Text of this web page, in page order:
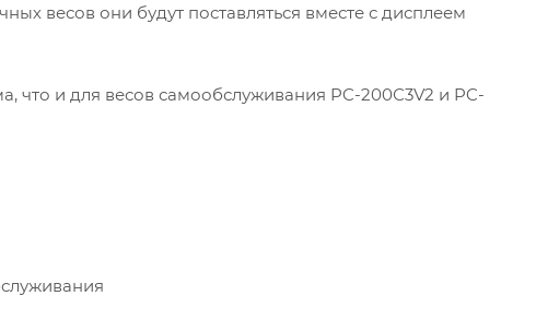
весов они будут поставляться вместе с дисплеем
что и для весов самообслуживания PC-200С3V2 и PC-